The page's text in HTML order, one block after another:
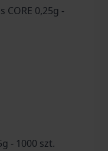
- 1000 szt.